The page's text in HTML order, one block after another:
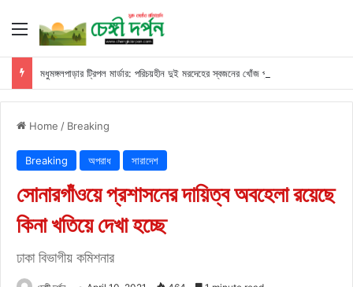
Menu
মধুমঙ্গলপাড়ার ট্রিপল মার্ডার: পরিচয়হীন দুই মরদেহের স্বজনের খোঁজ পুলিশের
Home / Breaking
Breaking অপরাধ সারাদেশ
সোনারগাঁওয়ে প্রশাসনের দায়িত্ব অবহেলা রয়েছে
কিনা খতিয়ে দেখা হচ্ছে
ঢাকা বিভাগীয় কমিশনার